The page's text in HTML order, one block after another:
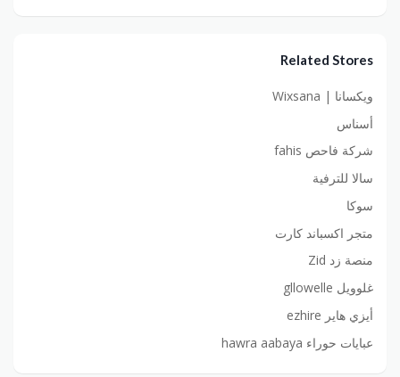
Related Stores
ويكسانا | Wixsana
أسناس
شركة فاحص fahis
سالا للترفية
سوكا
متجر اكسباند كارت
منصة زد Zid
غلوويل gllowelle
أيزي هاير ezhire
عبايات حوراء hawra aabaya